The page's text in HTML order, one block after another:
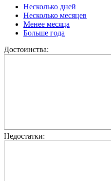
Несколько дней
Несколько месяцев
Менее месяца
Больше года
Достоинства:
Недостатки: